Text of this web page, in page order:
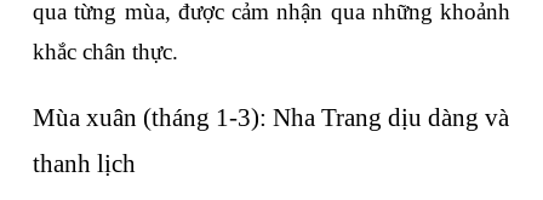
qua từng mùa, được cảm nhận qua những khoảnh
khắc chân thực.
Mùa xuân (tháng 1-3): Nha Trang dịu dàng và
thanh lịch